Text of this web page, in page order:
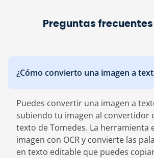
Preguntas
‎¿Cómo convierto una imagen a
Puedes convertir una imagen a
subiendo tu imagen al convertidor
texto de Tomedes. La herramienta
imagen con OCR y convierte las
en texto editable que puedes